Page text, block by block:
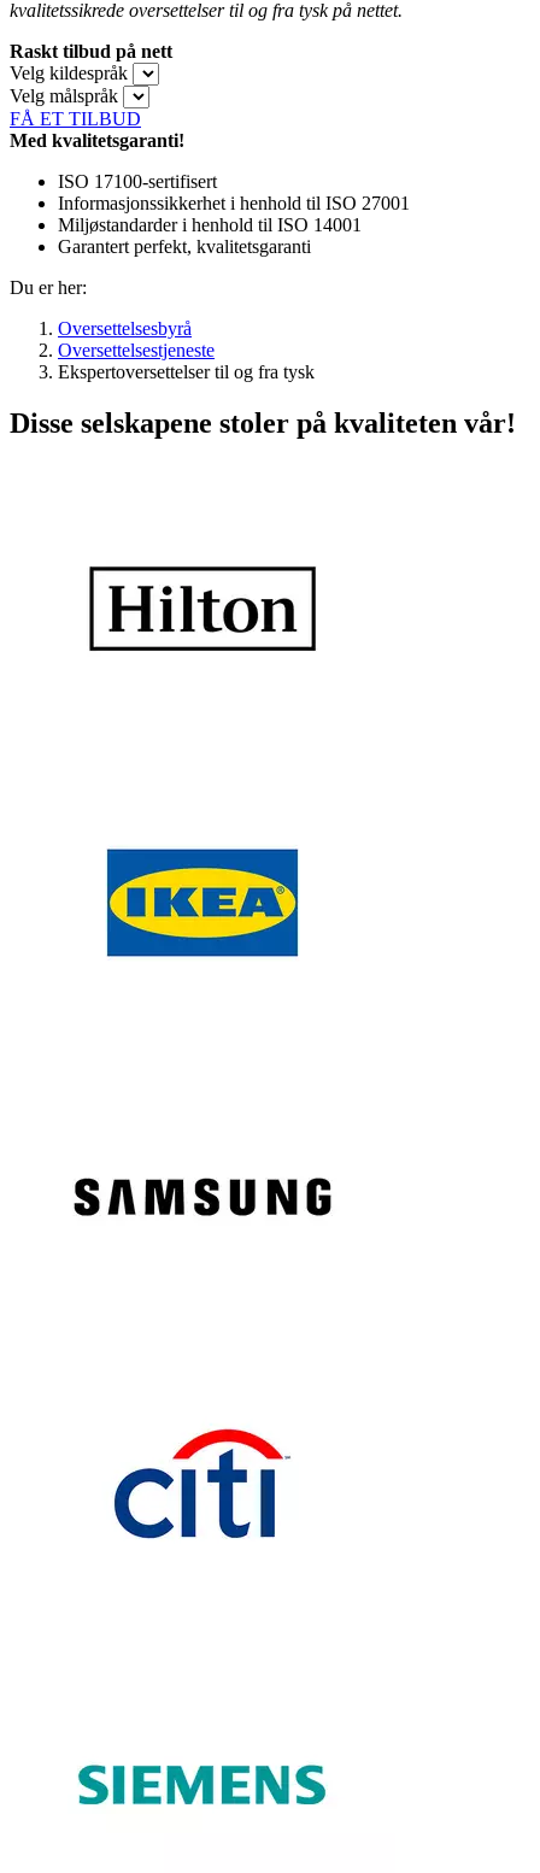
kvalitetssikrede oversettelser til og fra tysk på nettet.
Raskt tilbud på nett
Velg kildespråk
Velg målspråk
FÅ ET TILBUD
Med kvalitetsgaranti!
ISO 17100-sertifisert
Informasjonssikkerhet i henhold til ISO 27001
Miljøstandarder i henhold til ISO 14001
Garantert perfekt, kvalitetsgaranti
Du er her:
Oversettelsesbyrå
Oversettelsestjeneste
Ekspertoversettelser til og fra tysk
Disse selskapene stoler på kvaliteten vår!